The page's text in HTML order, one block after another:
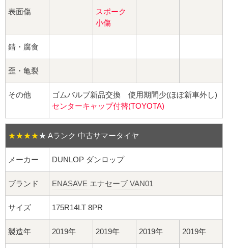
ロング球面ナット
ショート球面ナット
貫通ナット
袋ナット
ロング袋ナット
ショート袋ナット
スチール鉄ホイール
表面傷
スポーク
小傷
錆・腐食
歪・亀裂
その他
ゴムバルブ新品交換 使用期間少(ほぼ新車外し)
センターキャップ付替(TOYOTA)
★★★★★ Aランク 中古サマータイヤ
メーカー DUNLOP ダンロップ
ブランド ENASAVE エナセーブ VAN01
サイズ 175R14LT 8PR
製造年 2019年 2019年 2019年 2019年